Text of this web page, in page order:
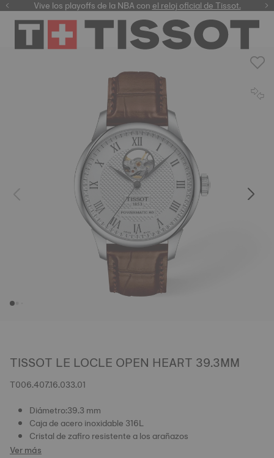
Vive los playoffs de la NBA conel reloj oficial de Tissot.
TISSOT LE LOCLE OPEN HEART 39.3MM
T006.407.16.033.01
Diámetro:39.3 mm
Caja de acero inoxidable 316L
Cristal de zafiro resistente a los arañazos
Ver más